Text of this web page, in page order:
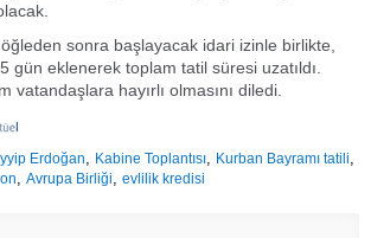
sonra başlayacak idari izinle birlikte,
gün eklenerek toplam tatil süresi uzatıldı.
vatandaşlara hayırlı olmasını diledi.
Erdoğan, Kabine Toplantısı, Kurban Bayramı tatili,
, Avrupa Birliği, evlilik kredisi